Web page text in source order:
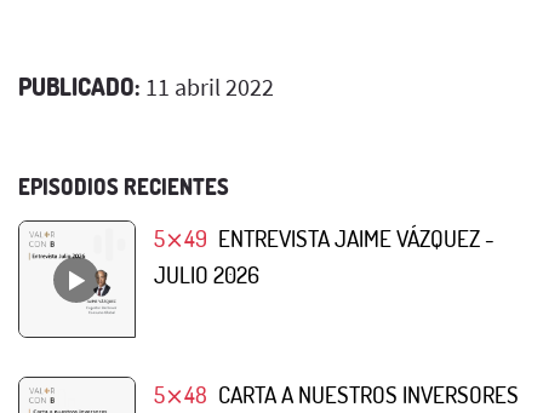
PUBLICADO: 11 abril 2022
EPISODIOS RECIENTES
5⨯49 ENTREVISTA JAIME VÁZQUEZ -
JULIO 2026
5⨯48 CARTA A NUESTROS INVERSORES